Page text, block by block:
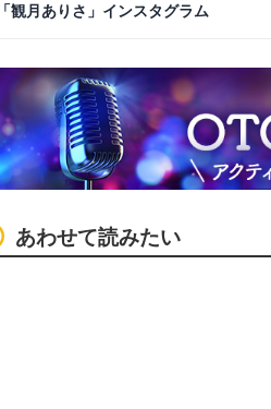
「観月ありさ」インスタグラム
あわせて読みたい